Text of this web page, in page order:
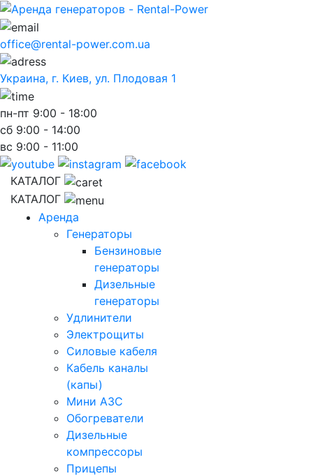
office@rental-power.com.ua
Украина, г. Киев, ул. Плодовая 1
пн-пт 9:00 - 18:00
сб 9:00 - 14:00
вс 9:00 - 11:00
КАТАЛОГ
КАТАЛОГ
Аренда
Генераторы
Бензиновые
генераторы
Дизельные
генераторы
Удлинители
Электрощиты
Силовые кабеля
Кабель каналы
(капы)
Мини АЗС
Обогреватели
Дизельные
компрессоры
Прицепы